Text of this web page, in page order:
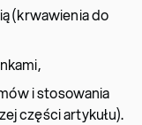
(krwawienia do
i stosowania
części artykułu).